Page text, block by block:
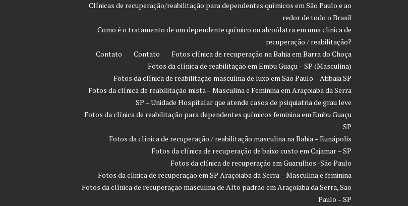
Clínicas de recuperação/reabilitação para dependentes químicos em São Paulo e ao
redor de todo o Brasil
Como é o tratamento de um dependente químico ou alcoólatra em uma clinica de
recuperação / reabilitação?
Contato
Contato
Fotos clínica de recuperação na Bahia em Barra do Choça
Fotos da clínica de reabilitação em Embu Guaçu – SP (Masculina)
Fotos da clínica de reabilitação masculina de luxo em São Paulo – Atibaia SP
Fotos da clínica de reabilitação mista – Masculina e Feminina em Araçoiaba da Serra
SP – Unidade Hospitalar que atende casos de psiquiatria de grau leve
Fotos da clínica de reabilitação para dependentes químicos feminina em Embu Guaçu
SP
Fotos da clínica de recuperação / reabilitação masculina na Bahia – Eunápolis
Fotos da clínica de recuperação de baixo custo em Cajamar – SP
Fotos da clínica de recuperação em Guarulhos -São Paulo
Fotos da clinica de recuperação em SP Araçoiaba da Serra – Masculina e feminina
Fotos da clínica de recuperação masculina de Alto padrão em Araçoiaba da Serra, São
Paulo – SP